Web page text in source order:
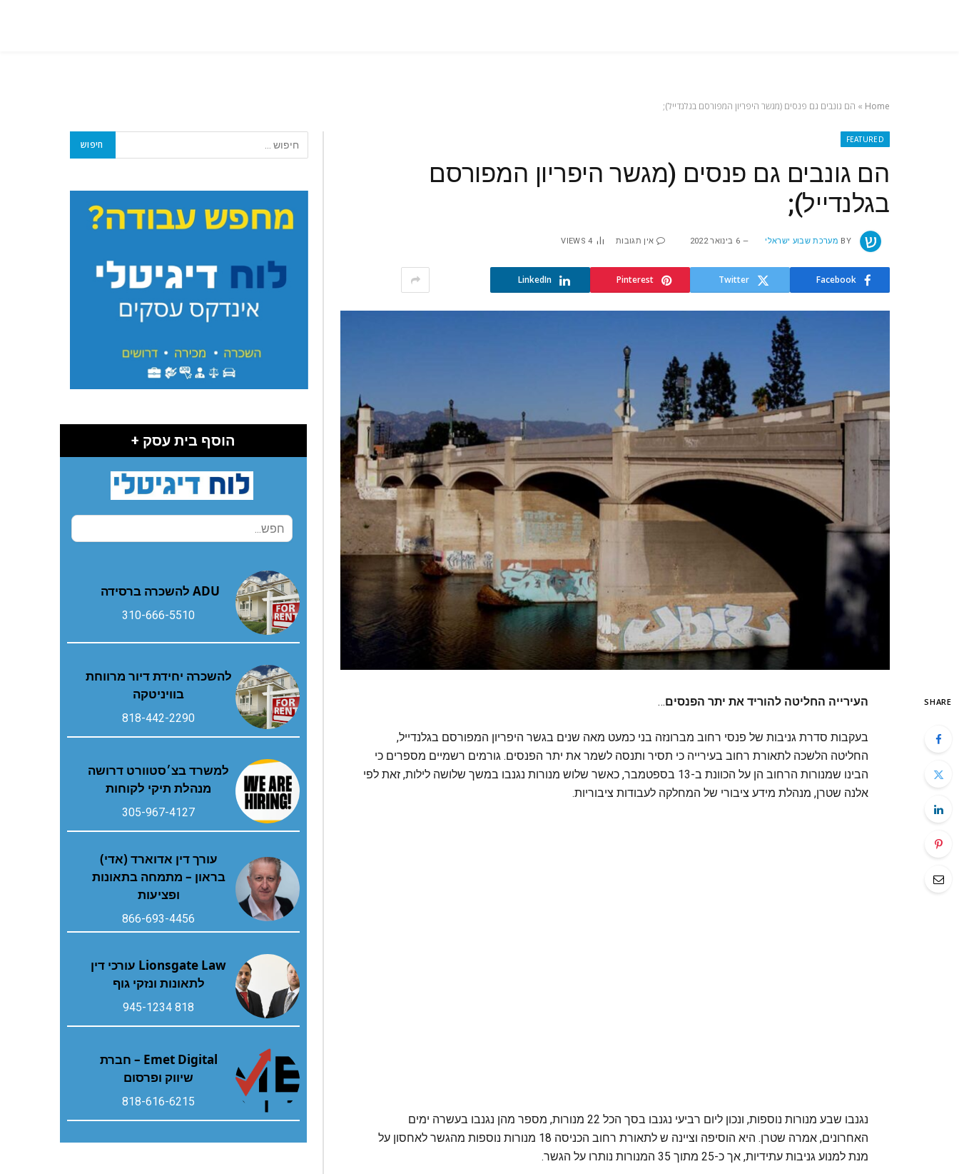
Home
» הם גונבים גם פנסים (מגשר היפריון המפורסם בגלנדייל);
FEATURED
הם גונבים גם פנסים (מגשר היפריון המפורסם
בגלנדייל);
BY מערכת שבוע ישראלי 6 בינואר 2022 אין תגובות 4
VIEWS
Facebook
Twitter
Pinterest
LinkedIn
SHARE העירייה החליטה להוריד את יתר הפנסים…
בעקבות סדרת גניבות של פנסי רחוב מברונזה בני כמעט מאה שנים בגשר היפריון המפורסם בגלנדייל,
החליטה הלשכה לתאורת רחוב בעירייה כי תסיר ותנסה לשמר את יתר הפנסים. גורמים רשמיים מספרים כי
הבינו שמנורות הרחוב הן על הכוונת ב-13 בספטמבר, כאשר שלוש מנורות נגנבו במשך שלושה לילות, זאת לפי
אלנה שטרן, מנהלת מידע ציבורי של המחלקה לעבודות ציבוריות.
נגנבו שבע מנורות נוספות, ונכון ליום רביעי נגנבו בסך הכל 22 מנורות, מספר מהן נגנבו בעשרה ימים
האחרונים, אמרה שטרן. היא הוסיפה וציינה ש לתאורת רחוב הכניסה 18 מנורות נוספות מהגשר לאחסון על
מנת למנוע גניבות עתידיות, אך כ-25 מתוך 35 המנורות נותרו על הגשר.
הוסף בית עסק +
ADU להשכרה ברסידה
310-666-5510
להשכרה יחידת דיור מרווחת
בוויניטקה
818-442-2290
למשרד בצ׳סטוורט דרושה
מנהלת תיקי לקוחות
305-967-4127
עורך דין אדוארד (אדי)
בראון – מתמחה בתאונות
ופציעות
866-693-4456
Lionsgate Law עורכי דין
לתאונות ונזקי גוף
818 945-1234
Emet Digital – חברת
שיווק ופרסום
818-616-6215